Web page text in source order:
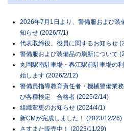
2026年7月1日より、警備服および装
知らせ (2026/7/1)
代表取締役、役員に関するお知らせ
警備服および装備品の刷新について
丸岡駅南駐車場・春江駅前駐車場の
始します (2026/2/12)
警備員指導教育責任者・機械警備業
び各種検定 合格者 (2025/2/14)
組織変更のお知らせ (2024/4/1)
新CMが完成しました！ (2023/12/26)
さすまた販売中！ (2023/11/29)